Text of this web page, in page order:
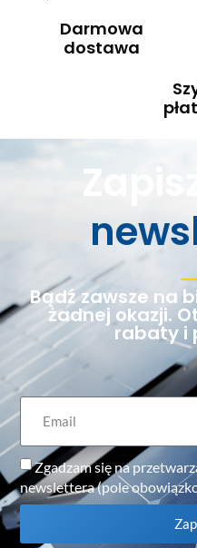
Darmowa
dostawa
Bądź zawsze na
żadnej okazji.
rabaty i
Zgadzam się na
newslettera (pole